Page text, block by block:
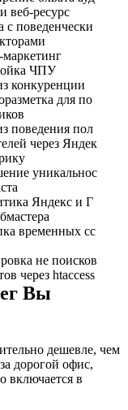
веб-ресурс
с поведенчески
маркетинг
ЧПУ
конкуренции
для по
поведения пол
через Яндек
уникальнос
Яндекс и Г
временных сс
не поисков
через htaccess
Вы
дешевле, чем
дорогой офис,
включается в